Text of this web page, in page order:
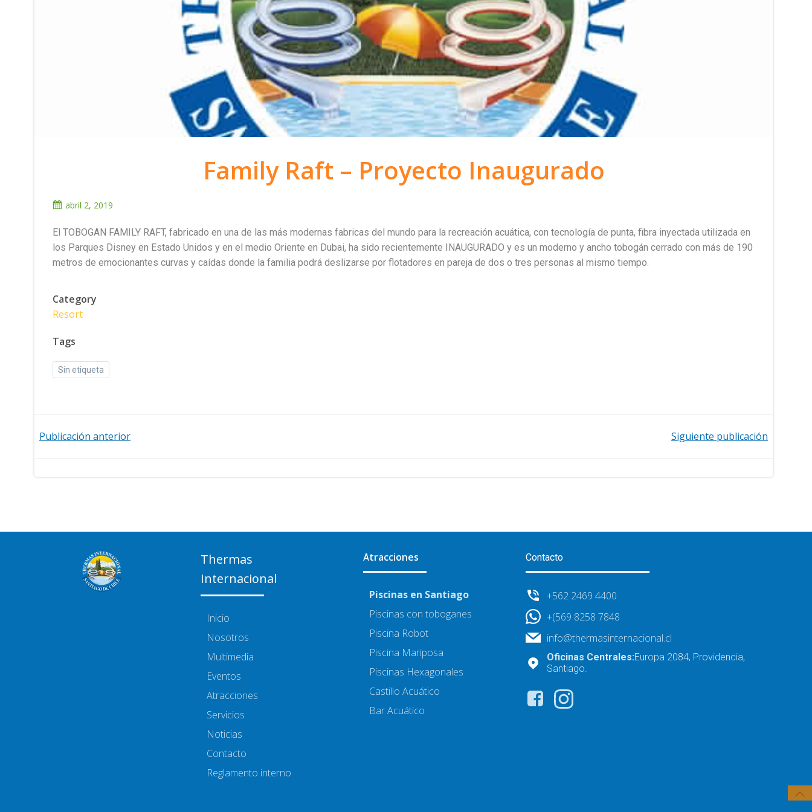
Family Raft – Proyecto Inaugurado
abril 2, 2019
El TOBOGAN FAMILY RAFT, fabricado en una de las más modernas fabricas del mundo para la recreación acuática, con tecnología de punta, fibra inyectada utilizada en
los Parques Disney en Estado Unidos y en el medio Oriente en Dubai, ha sido recientemente INAUGURADO y es un moderno y ancho tobogán cerrado con más de 190
metros de emocionantes curvas y caídas donde la familia podrá deslizarse por flotadores en pareja de dos o tres personas al mismo tiempo.
Category
Resort
Tags
Sin etiqueta
Navegación
de
Publicación anterior Siguiente publicación
Thermas
Internacional
Inicio
Nosotros
Multimedia
Eventos
Atracciones
Servicios
Noticias
Contacto
Reglamento interno
Atracciones
Piscinas en Santiago
Piscinas con toboganes
Piscina Robot
Piscina Mariposa
Piscinas Hexagonales
Castillo Acuático
Bar Acuático
Contacto
+562 2469 4400
+(569 8258 7848
info@thermasinternacional.cl
Oficinas Centrales:Europa 2084, Providencia,
Santiago.